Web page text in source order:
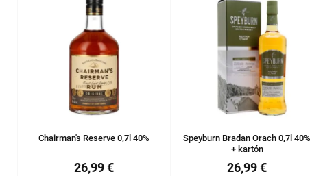
Chairman's Reserve 0,7l 40%
26,99 €
Speyburn Bradan Orach 0,7l 40%
+ kartón
26,99 €